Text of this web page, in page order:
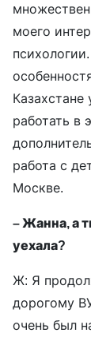
моего
работать в
работа с
Москве.
– Жанна, а
уехала?
Ж: Я
дорогому
очень был